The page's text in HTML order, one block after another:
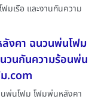
มเรือ และงานกันความ
งคา ฉนวนพ่นโฟม
วนกันความร้อนพ่น
.com
พ่นโฟม โฟมพ่นหลังคา